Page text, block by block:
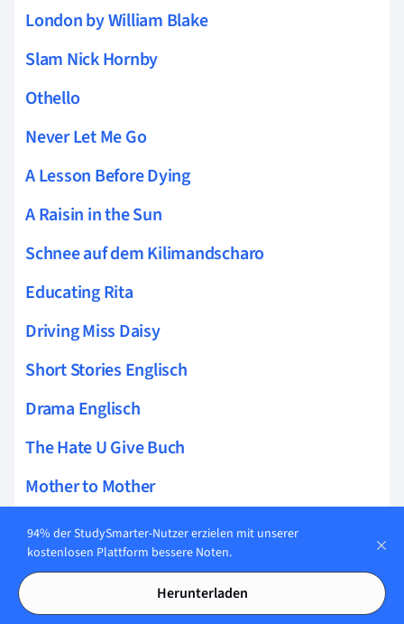
London by William Blake
Slam Nick Hornby
Othello
Never Let Me Go
A Lesson Before Dying
A Raisin in the Sun
Schnee auf dem Kilimandscharo
Educating Rita
Driving Miss Daisy
Short Stories Englisch
Drama Englisch
The Hate U Give Buch
Mother to Mother
Comics
DC Comics
Marvel Comics
94% der StudySmarter-Nutzer erzielen mit unserer
kostenlosen Plattform bessere Noten.
Herunterladen